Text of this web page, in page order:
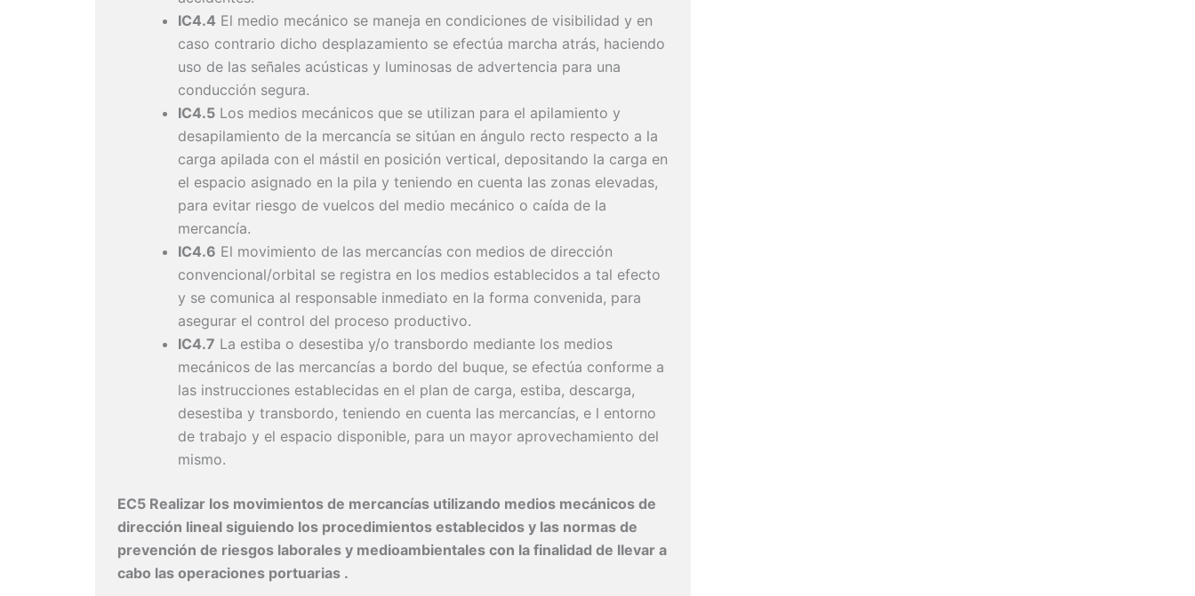
IC4.4 El medio mecánico se maneja en condiciones de visibilidad y en
caso contrario dicho desplazamiento se efectúa marcha atrás, haciendo
uso de las señales acústicas y luminosas de advertencia para una
conducción segura.
IC4.5 Los medios mecánicos que se utilizan para el apilamiento y
desapilamiento de la mercancía se sitúan en ángulo recto respecto a la
carga apilada con el mástil en posición vertical, depositando la carga en
el espacio asignado en la pila y teniendo en cuenta las zonas elevadas,
para evitar riesgo de vuelcos del medio mecánico o caída de la
mercancía.
IC4.6 El movimiento de las mercancías con medios de dirección
convencional/orbital se registra en los medios establecidos a tal efecto
y se comunica al responsable inmediato en la forma convenida, para
asegurar el control del proceso productivo.
IC4.7 La estiba o desestiba y/o transbordo mediante los medios
mecánicos de las mercancías a bordo del buque, se efectúa conforme a
las instrucciones establecidas en el plan de carga, estiba, descarga,
desestiba y transbordo, teniendo en cuenta las mercancías, e l entorno
de trabajo y el espacio disponible, para un mayor aprovechamiento del
mismo.
EC5 Realizar los movimientos de mercancías utilizando medios mecánicos de
dirección lineal siguiendo los procedimientos establecidos y las normas de
prevención de riesgos laborales y medioambientales con la finalidad de llevar a
cabo las operaciones portuarias .